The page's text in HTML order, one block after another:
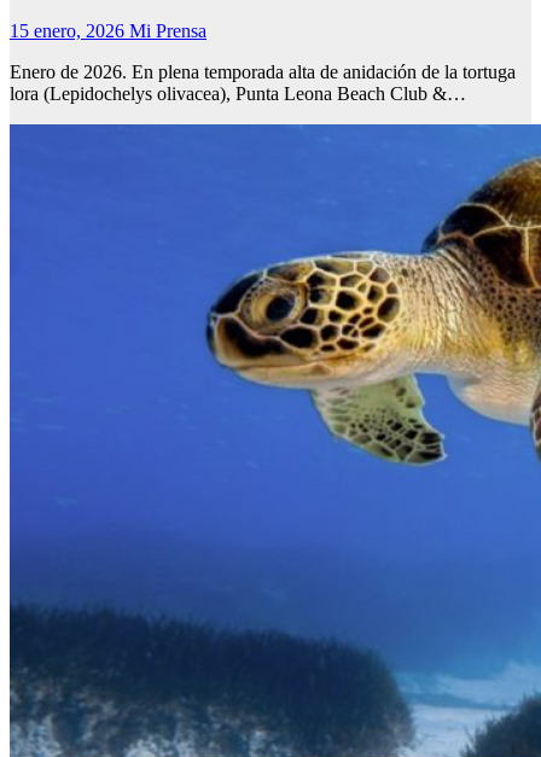
15 enero, 2026 Mi Prensa
Enero de 2026. En plena temporada alta de anidación de la tortuga
lora (Lepidochelys olivacea), Punta Leona Beach Club &…